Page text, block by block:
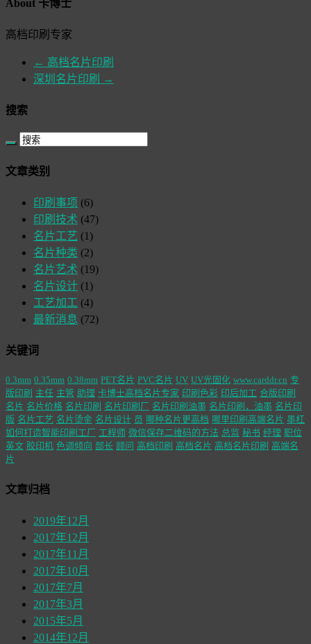
About 卡博士
高档印刷专家
← 高档名片印刷
深圳名片印刷
→
搜索
文章类别
印刷事项 (6)
印刷技术 (47)
名片工艺 (1)
名片种类 (2)
名片艺术 (19)
名片设计 (1)
工艺加工 (4)
最新消息 (72)
关键词
0.3mm 0.35mm 0.38mm PET名片 PVC名片 UV UV光固化 www.carddr.cn 专
版印刷 主任 主管 助理 卡博士高档名片专家 印刷色彩 印后加工 合版印刷
名片 名片价格 名片印刷 名片印刷厂 名片印刷油墨 名片印刷，油墨 名片印
版 名片工艺 名片烫金 名片设计 员 哪种名片更高档 哪里印刷高端名片 墨杠
如何打造智能印刷工厂 工程师 微信保存二维码的方法 总监 秘书 经理 职位
英文 胶印机 色调倾向 部长 顾问 高档印刷 高档名片 高档名片印刷 高端名
片
文章归档
2019年12月
2017年12月
2017年11月
2017年10月
2017年7月
2017年3月
2015年5月
2014年12月